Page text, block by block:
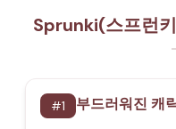
Sprunki(스프런
#1 부드러워진 캐